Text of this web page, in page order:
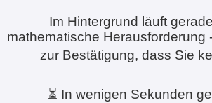
Im Hintergrund läuft
mathematische Herausforderung
zur Bestätigung, dass Sie
⏳ In wenigen Sekunden